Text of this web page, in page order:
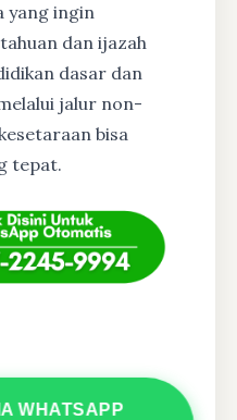
yang ingin
dan ijazah
dasar dan
jalur non-
bisa
tepat.
WHATSAPP